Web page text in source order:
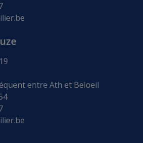
entre Ath et Beloeil